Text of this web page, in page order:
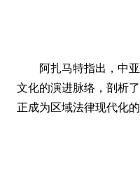
阿扎马特指出，中
文化的演进脉络，剖析
正成为区域法律现代化